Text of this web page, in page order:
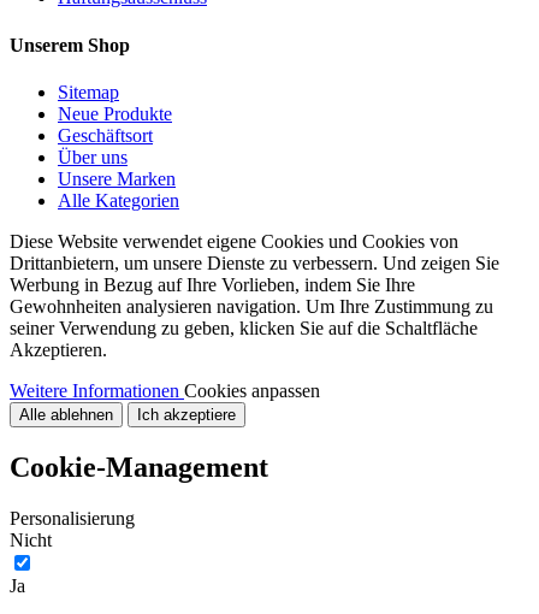
Unserem Shop
Sitemap
Neue Produkte
Geschäftsort
Über uns
Unsere Marken
Alle Kategorien
Diese Website verwendet eigene Cookies und Cookies von
Drittanbietern, um unsere Dienste zu verbessern. Und zeigen Sie
Werbung in Bezug auf Ihre Vorlieben, indem Sie Ihre
Gewohnheiten analysieren navigation. Um Ihre Zustimmung zu
seiner Verwendung zu geben, klicken Sie auf die Schaltfläche
Akzeptieren.
Weitere Informationen Cookies anpassen
Alle ablehnen Ich akzeptiere
Cookie-Management
Personalisierung
Nicht
Ja